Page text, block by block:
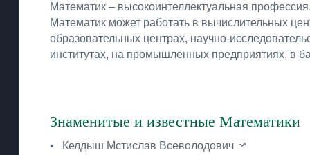
Математик – высокоинтеллектуальная
Математик может работать в вычислительных
образовательных центрах, научно-
институтах, на промышленных предприятиях, в
Знаменитые и известные Математики
•
Келдыш Мстислав Всеволодович